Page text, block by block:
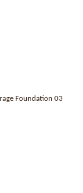
Foundation 03